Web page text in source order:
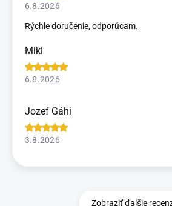
6.8.2026
Rýchle doručenie, odporúcam.
Miki
6.8.2026
Jozef Gáhi
3.8.2026
Zobraziť ďalšie